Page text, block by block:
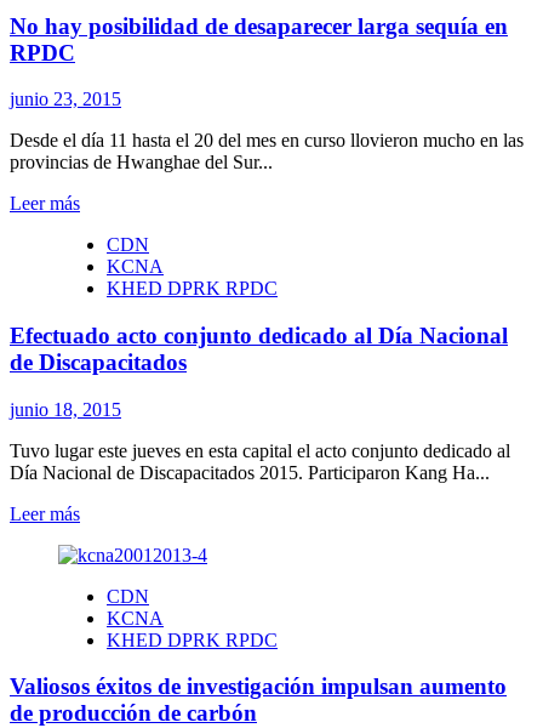
las
atrocidades
de
EE.UU.,
insiste
ACNC
No hay posibilidad de desaparecer larga sequía en
RPDC
junio 23, 2015
Desde el día 11 hasta el 20 del mes en curso llovieron mucho en las
provincias de Hwanghae del Sur...
Leer másLeer
sobre
No
hay
de
desaparecer
larga
sequía
en
RPDC
CDN
KCNA
KHED DPRK RPDC
Efectuado acto conjunto dedicado al Día Nacional
de Discapacitados
junio 18, 2015
Tuvo lugar este jueves en esta capital el acto conjunto dedicado al
Día Nacional de Discapacitados 2015. Participaron Kang Ha...
Leer másLeer
sobre
acto
conjunto
dedicado
Día
Nacional
CDN
KCNA
KHED DPRK RPDC
Valiosos éxitos de investigación impulsan aumento
de producción de carbón